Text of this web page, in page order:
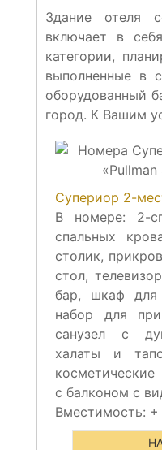
Здание отеля
включает в
категории,
выполненные в
оборудованный
город. К Вашим
Супериор 2-
В номере: 2-
спальных
столик,
стол,
бар, шкаф для
набор для
санузел с
халаты и
с балконом с
Вместимость: +